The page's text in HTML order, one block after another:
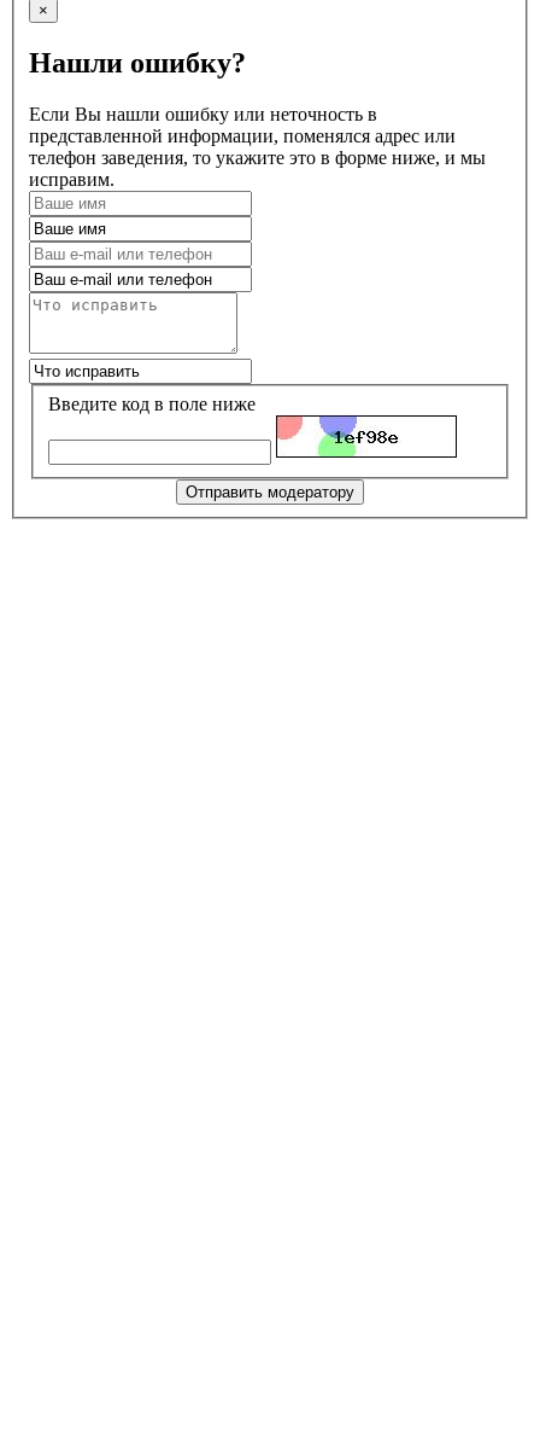
×
Нашли ошибку?
Если Вы нашли ошибку или неточность в
представленной информации, поменялся адрес или
телефон заведения, то укажите это в форме ниже, и мы
исправим.
Введите код в поле ниже
Отправить модератору